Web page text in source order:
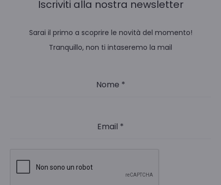
Iscriviti alla nostra newsletter
Sarai il primo a scoprire le novità del momento!
Tranquillo, non ti intaseremo la mail
Nome *
Email *